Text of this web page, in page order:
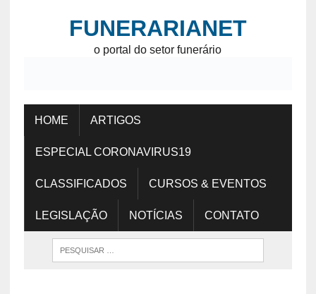
FUNERARIANET
o portal do setor funerário
HOME ARTIGOS
ESPECIAL CORONAVIRUS19
CLASSIFICADOS CURSOS & EVENTOS
LEGISLAÇÃO NOTÍCIAS CONTATO